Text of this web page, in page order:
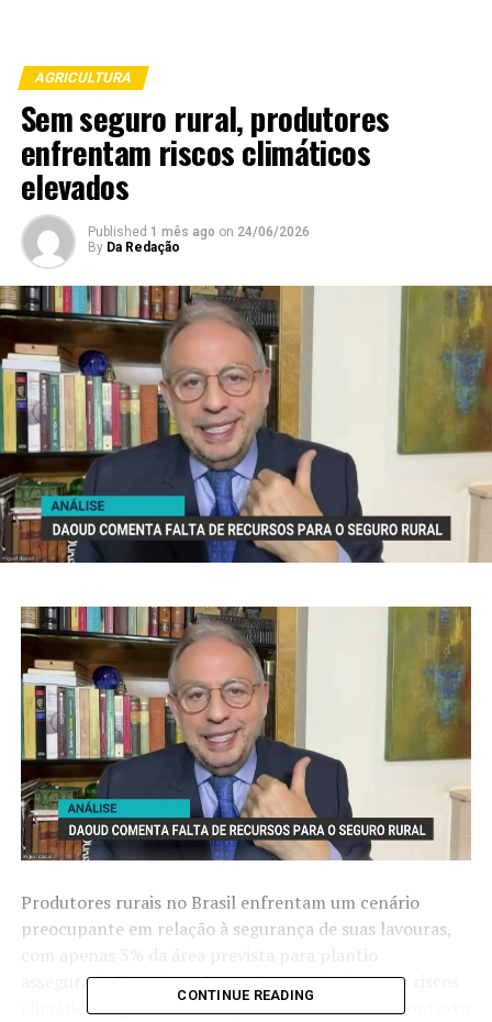
AGRICULTURA
Sem seguro rural, produtores
enfrentam riscos climáticos
elevados
Published 1 mês ago on 24/06/2026
By Da Redação
Produtores rurais no Brasil enfrentam um cenário
preocupante em relação à segurança de suas lavouras,
assegurada. Essa situação expõe os agricultores a riscos
climáticos significativos, especialmente em um contexto
CONTINUE READING